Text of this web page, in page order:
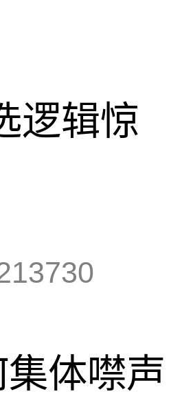
逻辑惊
集体噤声